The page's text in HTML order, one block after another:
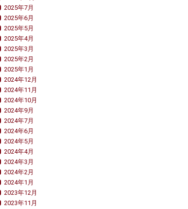
2025年7月
2025年6月
2025年5月
2025年4月
2025年3月
2025年2月
2025年1月
2024年12月
2024年11月
2024年10月
2024年9月
2024年7月
2024年6月
2024年5月
2024年4月
2024年3月
2024年2月
2024年1月
2023年12月
2023年11月